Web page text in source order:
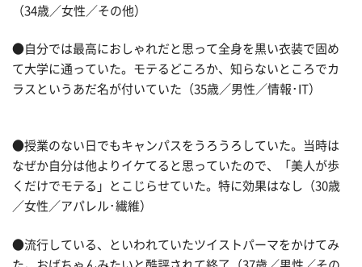
（34歳／女性／その他）
●自分では最高におしゃれだと思って全身を黒い衣装で固め
て大学に通っていた。モテるどころか、知らないところでカ
ラスというあだ名が付いていた（35歳／男性／情報･IT）
●授業のない日でもキャンパスをうろうろしていた。当時は
なぜか自分は他よりイケてると思っていたので、「美人が歩
くだけでモテる」とこじらせていた。特に効果はなし（30歳
／女性／アパレル･繊維）
●流行している、といわれていたツイストパーマをかけてみ
た。おばちゃんみたいと酷評されて終了（37歳／男性／その